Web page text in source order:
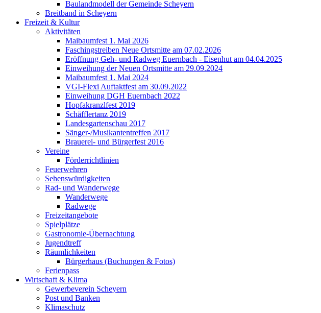
Baulandmodell der Gemeinde Scheyern
Breitband in Scheyern
Freizeit & Kultur
Aktivitäten
Maibaumfest 1. Mai 2026
Faschingstreiben Neue Ortsmitte am 07.02.2026
Eröffnung Geh- und Radweg Euernbach - Eisenhut am 04.04.2025
Einweihung der Neuen Ortsmitte am 29.09.2024
Maibaumfest 1. Mai 2024
VGI-Flexi Auftaktfest am 30.09.2022
Einweihung DGH Euernbach 2022
Hopfakranzlfest 2019
Schäfflertanz 2019
Landesgartenschau 2017
Sänger-/Musikantentreffen 2017
Brauerei- und Bürgerfest 2016
Vereine
Förderrichtlinien
Feuerwehren
Sehenswürdigkeiten
Rad- und Wanderwege
Wanderwege
Radwege
Freizeitangebote
Spielplätze
Gastronomie-Übernachtung
Jugendtreff
Räumlichkeiten
Bürgerhaus (Buchungen & Fotos)
Ferienpass
Wirtschaft & Klima
Gewerbeverein Scheyern
Post und Banken
Klimaschutz